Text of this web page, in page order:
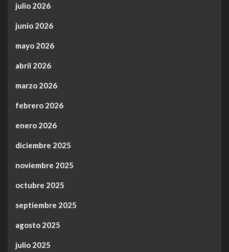
julio 2026
junio 2026
mayo 2026
abril 2026
marzo 2026
febrero 2026
enero 2026
diciembre 2025
noviembre 2025
octubre 2025
septiembre 2025
agosto 2025
julio 2025